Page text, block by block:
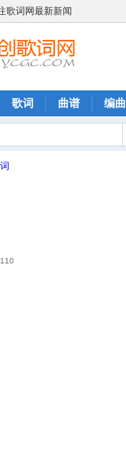
歌词网最新新闻
歌词 曲谱 编曲